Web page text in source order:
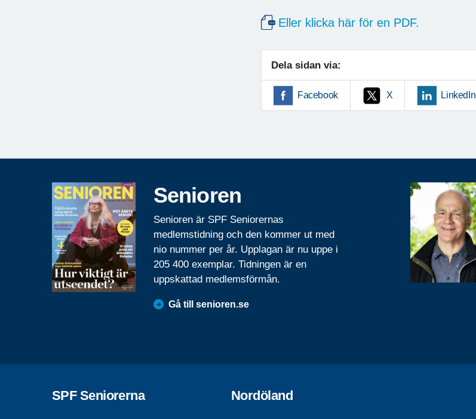
Eller klicka här för en PDF.
Dela sidan via:
Facebook X LinkedIn
Senioren
Senioren är SPF Seniorernas
medlemstidning och den kommer ut med
nio nummer per år. Upplagan är nu uppe i
205 400 exemplar. Tidningen är en
uppskattad medlemsförmån.
Gå till senioren.se
SPF Seniorerna Nordöland